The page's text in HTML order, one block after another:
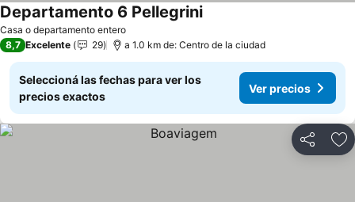
Casa o departamento entero
Departamento 6 Pellegrini
8,7 Excelente 29 a 1.0 km de: Centro de la ciudad
Seleccioná las fechas para ver los
precios exactos
Ver precios
Compartir